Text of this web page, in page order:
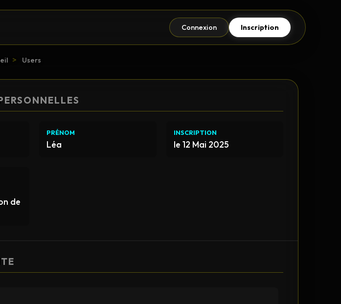
Connexion Inscription
> Users
PRÉNOM
Léa
INSCRIPTION
le 12 Mai 2025
de